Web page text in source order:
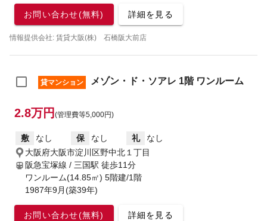
お問い合わせ(無料) 詳細を見る
情報提供会社: 賃貸大阪(株) 石橋阪大前店
貸マンション メゾン・ド・ソアレ 1階 ワンルーム
2.8万円 (管理費等5,000円)
敷 なし 保 なし 礼
なし
大阪府大阪市淀川区野中北１丁目
阪急宝塚線 / 三国駅 徒歩11分
ワンルーム(14.85㎡) 5階建/1階
1987年9月(築39年)
お問い合わせ(無料) 詳細を見る